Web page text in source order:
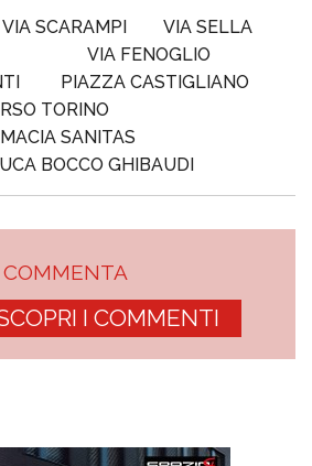
VIA SCARAMPI
VIA SELLA
VIA FENOGLIO
PIAZZA CASTIGLIANO
TORINO
SANITAS
BOCCO GHIBAUDI
COMMENTA
I COMMENTI